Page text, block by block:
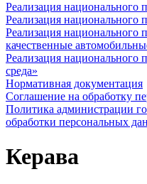
Реализация национального
Реализация национального
Реализация национального
качественные
Реализация национального
среда»
Нормативная документация
Соглашение на обработку
Политика администрации
обработки персональных
Керава